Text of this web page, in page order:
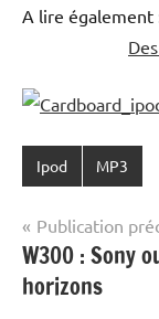
A lire également
Ipod MP3
Navigation
de
l’article
Publication
W300 : Sony
horizons